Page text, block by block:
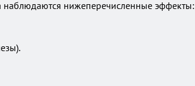
наблюдаются нижеперечисленные эффекты: